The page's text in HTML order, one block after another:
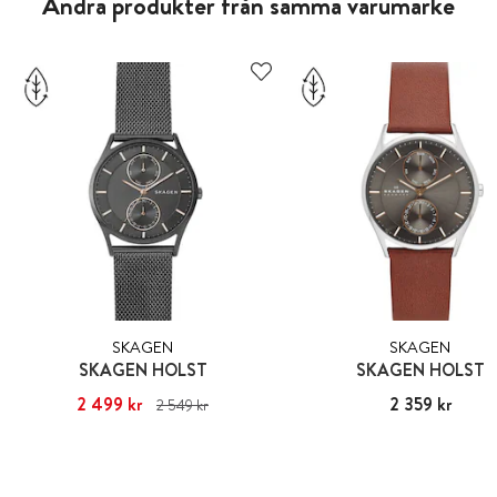
SKAGEN
SKAGEN HOLST
Nuvarande pris:2 499 krTidigare
2 499 kr 2 549 kr
SKAGEN
SKAGEN HOLST
Pris :2 359 kr
2 359 kr